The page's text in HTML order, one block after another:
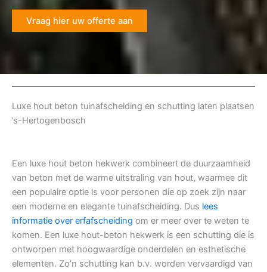
Vraag hier uw offerte aan
Luxe hout beton tuinafscheiding en schutting laten plaatsen
’s-Hertogenbosch
Een luxe hout beton hekwerk combineert de duurzaamheid
van beton met de warme uitstraling van hout, waarmee dit
een populaire optie is voor personen die op zoek zijn naar
een moderne en elegante tuinafscheiding. Dus lees
informatie over erfafscheiding om er meer over te weten te
komen. Een luxe hout-beton hekwerk is een schutting die is
ontworpen met hoogwaardige onderdelen en esthetische
elementen. Zo’n schutting kan b.v. worden vervaardigd van